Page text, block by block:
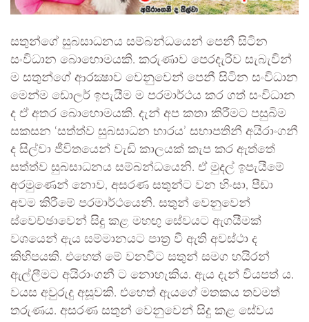
සතුන්ගේ සුබසාධනය සම්බන්ධයෙන් පෙනී සිටින
සංවිධාන බොහොමයකි. කරුණාව පෙරදැරිව සැබැවින්
ම සතුන්ගේ ආරක්‍ෂාව වෙනුවෙන් පෙනී සිටින සංවිධාන
මෙන්ම ඩොලර් ඉපැයීම ම පරමාර්ථය කර ගත් සංවිධාන
ද ඒ අතර බොහොමයකි. දැන් අප කතා කිරීමට පසුබිම
සකසන ‘සත්ත්ව සුබසාධන භාරය’ සභාපතිනී අයිරාංගනී
ද සිල්වා ජීවිතයෙන් වැඩි කාලයක් කැප කර ඇත්තේ
සත්ත්ව සුබසාධනය සම්බන්ධයෙනි. ඒ මුදල් ඉපැයීමේ
අරමුණෙන් නොව, අසරණ සතුන්ට වන හිංසා, පීඩා
අවම කිරීමේ පරමාර්ථයෙනි. සතුන් වෙනුවෙන්
ස්වෙච්ඡාවෙන් සිදු කළ මහඟු සේවයට ඇගයීමක්
වශයෙන් ඇය සම්මානයට පාත්‍ර වී ඇති අවස්ථා ද
කිහිපයකි. එහෙත් මේ වනවිට සතුන් සමග හයිරන්
ඇල්ලීමට අයිරාංගනී ට නොහැකිය. ඇය දැන් වියපත් ය.
වයස අවුරුදු අසූවකි. එහෙත් ඇයගේ මතකය තවමත්
තරුණය. අසරණ සතුන් වෙනුවෙන් සිදු කළ සේවය